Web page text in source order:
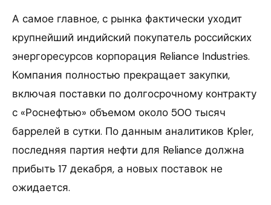
А самое главное, с рынка фактически уходит
крупнейший индийский покупатель российских
энергоресурсов корпорация Reliance Industries.
Компания полностью прекращает закупки,
включая поставки по долгосрочному контракту
с «Роснефтью» объемом около 500 тысяч
баррелей в сутки. По данным аналитиков Kpler,
последняя партия нефти для Reliance должна
прибыть 17 декабря, а новых поставок не
ожидается.